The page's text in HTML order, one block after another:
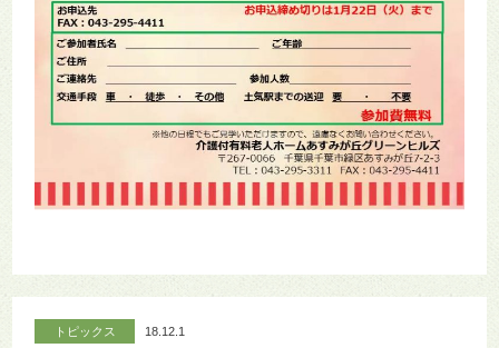
トピックス 18.12.1